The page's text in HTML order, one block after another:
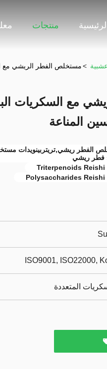
منتجات
>مستخلص الفطر الريشي مع
مع السكريات
المناعة
الفطر ريشي,تريتربينويدات
فطر ريشي
Triterpenoids
Polysaccharides
ISO9001, ISO22000,